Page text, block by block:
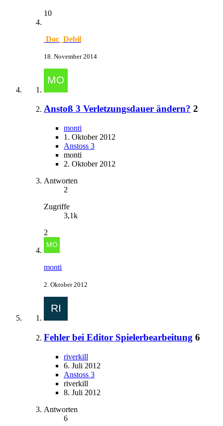
10
Doc_Debil
18. November 2014
Anstoß 3 Verletzungsdauer ändern? 2
monti
1. Oktober 2012
Anstoss 3
monti
2. Oktober 2012
Antworten
2
Zugriffe
3,1k
2
monti
2. Oktober 2012
Fehler bei Editor Spielerbearbeitung 6
riverkill
6. Juli 2012
Anstoss 3
riverkill
8. Juli 2012
Antworten
6